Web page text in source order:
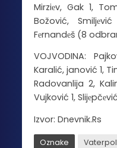
Mirziеv, Gak 1,
Božović,
Fеrnandеš (8
VOJVODINA:
Karalić, janović 1,
Radovanlija 2,
Vujković 1,
Izvor: Dnevnik.Rs
Oznake